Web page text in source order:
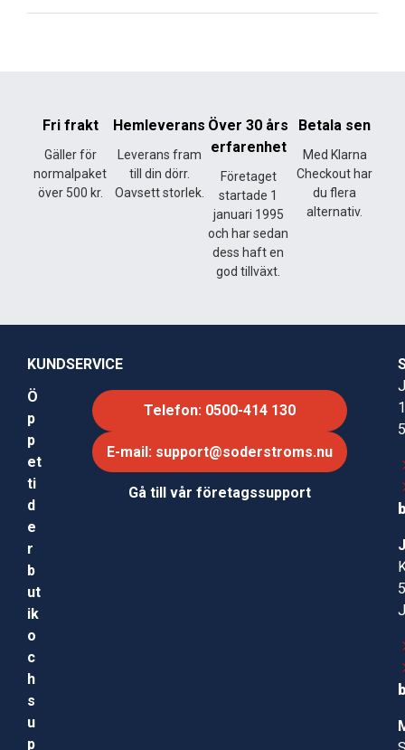
Fri frakt
Gäller för
normalpaket
över 500 kr.
Hemleverans
Leverans fram
till din dörr.
Oavsett storlek.
Över 30 års
erfarenhet
Företaget
startade 1
januari 1995
och har sedan
dess haft en
god tillväxt.
Betala sen
Med Klarna
Checkout har
du flera
alternativ.
KUNDSERVICE
Ö
p
p
et
ti
d
e
r
b
ut
ik
o
c
h
s
u
p
Telefon: 0500-414 130
E-mail: support@soderstroms.nu
Gå till vår företagssupport